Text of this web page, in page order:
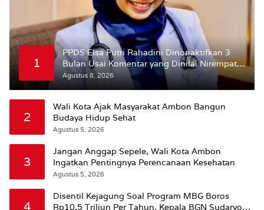
1
PPDS Elsa Putri Rahadini Dinonaktifkan 3
Bulan Usai Komentar yang Dinilai Nirempati
ke Pasien BPJS
Agustus 8, 2026
2
Wali Kota Ajak Masyarakat Ambon Bangun
Budaya Hidup Sehat
Agustus 5, 2026
3
Jangan Anggap Sepele, Wali Kota Ambon
Ingatkan Pentingnya Perencanaan Kesehatan
Agustus 5, 2026
4
Disentil Kejagung Soal Program MBG Boros
Rp10,5 Triliun Per Tahun, Kepala BGN Sudaryono